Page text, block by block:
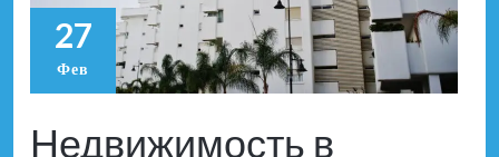
27
Фев
Недвижимость в